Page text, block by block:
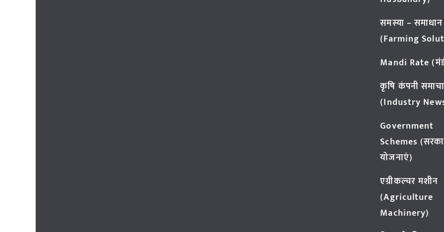
समस्या – समाधान
(Farming
Mandi Rate
कृषि कंपनी
(Industry
Government
Schemes
योजनाएं)
एग्रीकल्चर मशीन
(Agriculture
Machinery)